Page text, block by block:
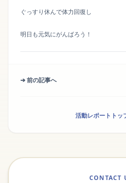
ぐっすり休んで体力回復し
明日も元気にがんばろう！
➔ 前の記事へ
活動レポートトッ
CONTACT